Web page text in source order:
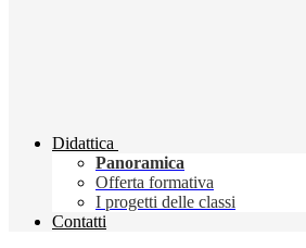
Didattica
Panoramica
Offerta formativa
I progetti delle classi
Contatti